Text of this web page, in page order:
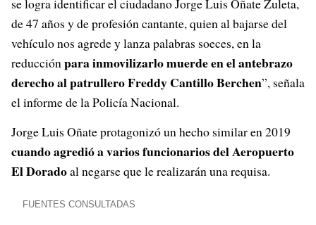
se logra identificar el ciudadano Jorge Luis Oñate Zuleta,
de 47 años y de profesión cantante, quien al bajarse del
vehículo nos agrede y lanza palabras soeces, en la
reducciónpara inmovilizarlo muerde en el antebrazo
derecho al patrullero Freddy Cantillo Berchen”, señala
el informe de la Policía Nacional.
Jorge Luis Oñate protagonizó un hecho similar en 2019
cuando agredió a varios funcionarios del Aeropuerto
El Doradoal negarse que le realizarán una requisa.
FUENTES CONSULTADAS